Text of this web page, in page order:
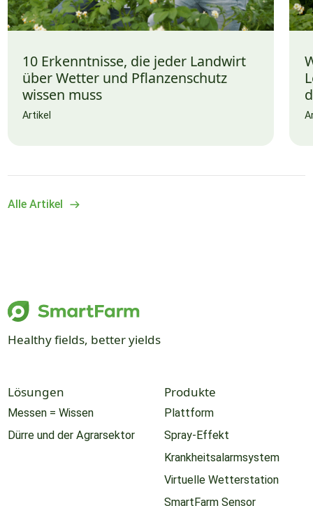
10 Erkenntnisse, die jeder Landwirt
über Wetter und Pflanzenschutz
wissen muss
Artikel
Alle Artikel
Healthy fields, better yields
Lösungen
Messen = Wissen
Dürre und der Agrarsektor
Produkte
Plattform
Spray-Effekt
Krankheitsalarmsystem
Virtuelle Wetterstation
SmartFarm Sensor